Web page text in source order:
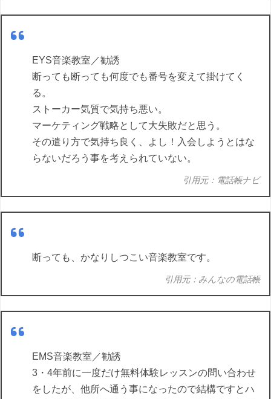
EYS音楽教室／勧誘
断っても断っても何度でも番号を変えて掛けてく
る。
ストーカー気質で気持ち悪い。
マーケティング戦略として大失敗だと思う。
その遣り方で気持ち良く、よし！入会しようとはな
らないだろう事を考えられていない。
引用元：電話帳ナビ
断っても、かなりしつこい音楽教室です。
引用元：みんなの電話帳
EMS音楽教室／勧誘
3・4年前に一度だけ無料体験レッスンの問い合わせ
をしたが、他所へ通う事になったので結構ですとハ